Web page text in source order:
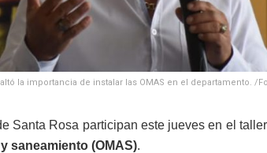
la importancia de instalar las OMAS en el departamento. /
Santa Rosa participan este jueves en el
saneamiento (OMAS).